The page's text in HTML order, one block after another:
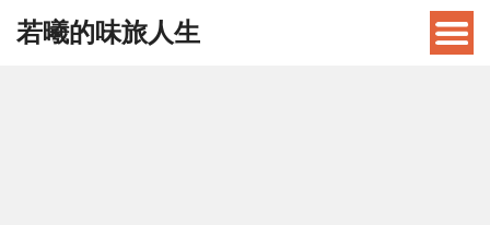
若曦的味旅人生